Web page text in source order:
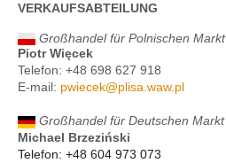
VERKAUFSABTEILUNG
Großhandel für Polnischen Markt
Piotr Więcek
Telefon: +48 698 627 918
E-mail: pwiecek@plisa.waw.pl
Großhandel für Deutschen Markt
Michael Brzeziński
Telefon: +48 604 973 073